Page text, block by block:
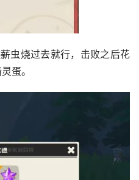
虫烧过去就行，击败之后花
蛋。